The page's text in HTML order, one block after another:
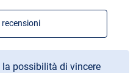
possibilità di vincere